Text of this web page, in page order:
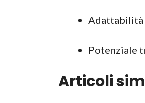
Adattabilità
Potenziale
Articoli